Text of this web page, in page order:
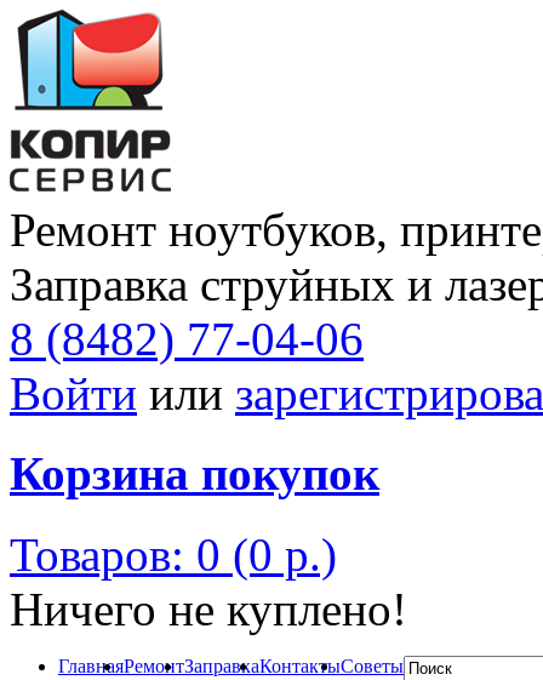
Ремонт ноутбуков,
Заправка струйных и
8 (8482) 77-04-06
Войти или
Корзина покупок
Товаров: 0 (0 р.)
Ничего не куплено!
ГлавнаяРемонтЗаправкаКонтактыСоветы